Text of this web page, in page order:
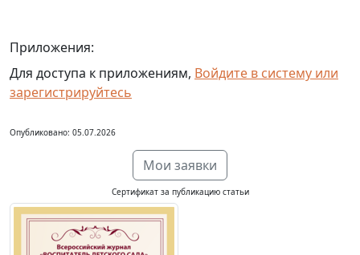
Приложения:
Для доступа к приложениям, Войдите в систему или
зарегистрируйтесь
Опубликовано: 05.07.2026
Мои заявки
Сертификат за публикацию статьи